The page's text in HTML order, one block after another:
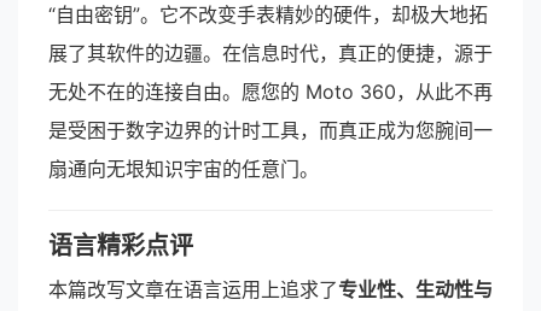
“自由密钥”。它不改变手表精妙的硬件，却极大地拓
展了其软件的边疆。在信息时代，真正的便捷，源于
无处不在的连接自由。愿您的 Moto 360，从此不再
是受困于数字边界的计时工具，而真正成为您腕间一
扇通向无垠知识宇宙的任意门。
语言精彩点评
本篇改写文章在语言运用上追求了专业性、生动性与